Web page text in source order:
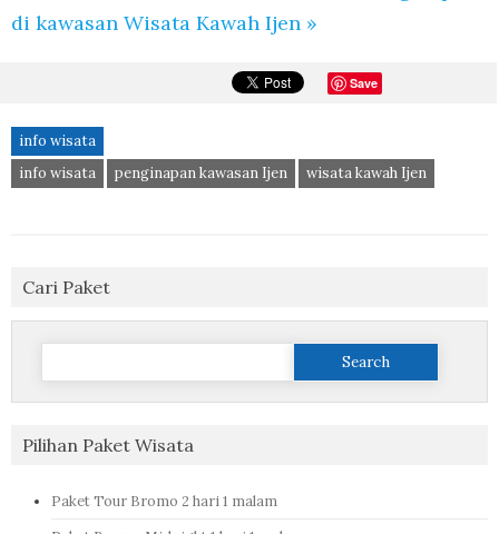
di kawasan Wisata Kawah Ijen »
Save
info wisata
info wisata
penginapan kawasan Ijen wisata kawah Ijen
Cari Paket
Search
Pilihan Paket Wisata
Paket Tour Bromo 2 hari 1 malam